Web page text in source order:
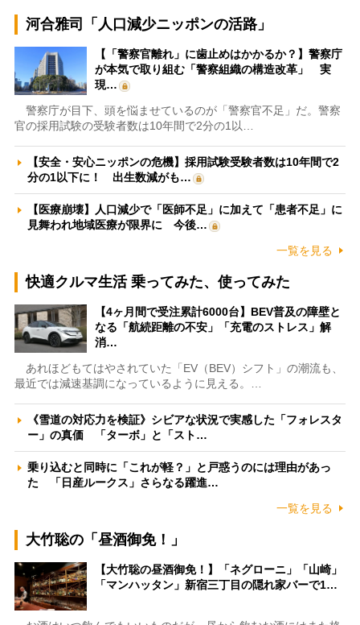
河合雅司「人口減少ニッポンの活路」
【「警察官離れ」に歯止めはかかるか？】警察庁
が本気で取り組む「警察組織の構造改革」 実
現…
警察庁が目下、頭を悩ませているのが「警察官不足」だ。警察
官の採用試験の受験者数は10年間で2分の1以…
【安全・安心ニッポンの危機】採用試験受験者数は10年間で2
分の1以下に！ 出生数減がも…
【医療崩壊】人口減少で「医師不足」に加えて「患者不足」に
見舞われ地域医療が限界に 今後…
一覧を見る
快適クルマ生活 乗ってみた、使ってみた
【4ヶ月間で受注累計6000台】BEV普及の障壁と
なる「航続距離の不安」「充電のストレス」解
消…
あれほどもてはやされていた「EV（BEV）シフト」の潮流も、
最近では減速基調になっているように見える。…
《雪道の対応力を検証》シビアな状況で実感した「フォレスタ
ー」の真価 「ターボ」と「スト…
乗り込むと同時に「これが軽？」と戸惑うのには理由があっ
た 「日産ルークス」さらなる躍進…
一覧を見る
大竹聡の「昼酒御免！」
【大竹聡の昼酒御免！】「ネグローニ」「山崎」
「マンハッタン」新宿三丁目の隠れ家バーで1…